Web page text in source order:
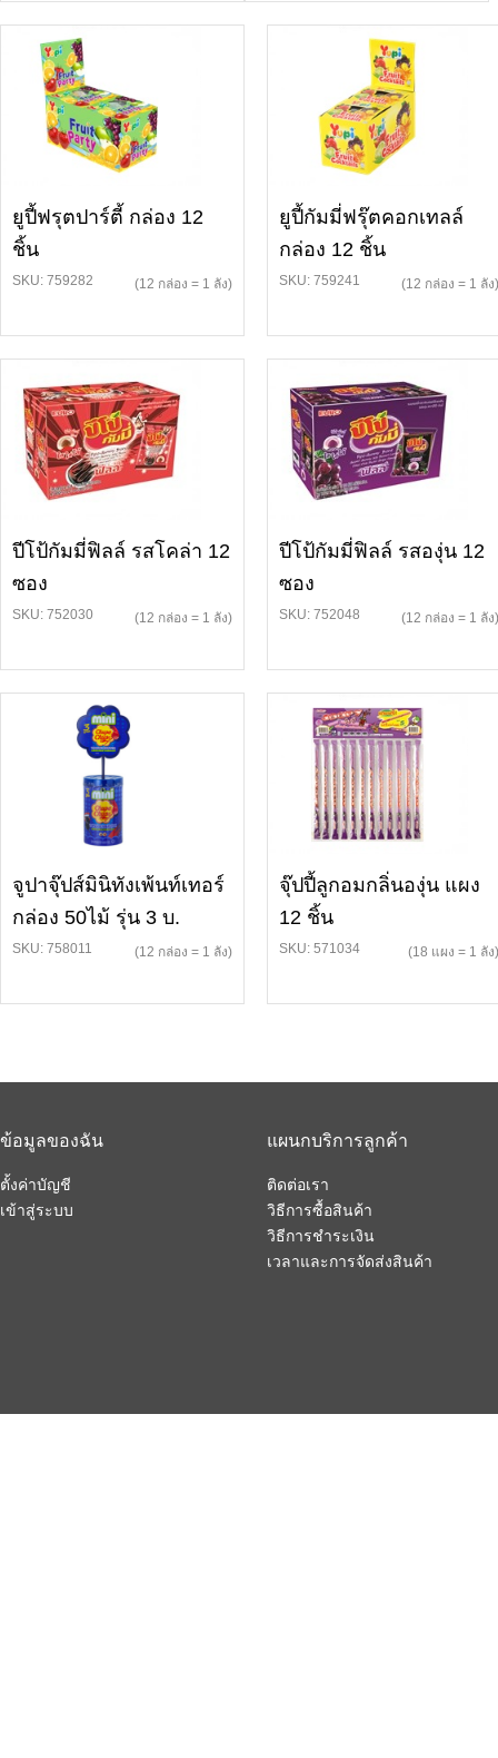
ยูปี้ฟรุตปาร์ตี้ กล่อง 12
ชิ้น
SKU: 759282 (12 กล่อง = 1 ลัง)
ยูปี้กัมมี่ฟรุ๊ตคอกเทลล์
กล่อง 12 ชิ้น
SKU: 759241 (12 กล่อง = 1 ลัง)
ปีโป้กัมมี่ฟิลล์ รสโคล่า 12
ซอง
SKU: 752030 (12 กล่อง = 1 ลัง)
ปีโป้กัมมี่ฟิลล์ รสองุ่น 12
ซอง
SKU: 752048 (12 กล่อง = 1 ลัง)
จูปาจุ๊ปส์มินิทังเพ้นท์เทอร์
กล่อง 50ไม้ รุ่น 3 บ.
SKU: 758011 (12 กล่อง = 1 ลัง)
จุ๊ปปี้ลูกอมกลิ่นองุ่น แผง
12 ชิ้น
SKU: 571034 (18 แผง = 1 ลัง)
ข้อมูลของฉัน
ตั้งค่าบัญชี
เข้าสู่ระบบ
แผนกบริการลูกค้า
ติดต่อเรา
วิธีการซื้อสินค้า
วิธีการชำระเงิน
เวลาและการจัดส่งสินค้า